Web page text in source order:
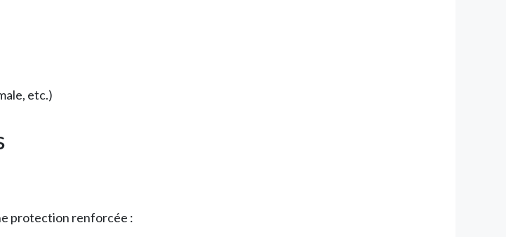
etc.)
protection renforcée :